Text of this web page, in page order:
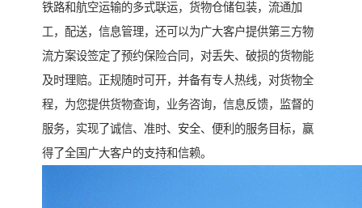
铁路和航空运输的多式联运，货物仓储包装，流通加
工，配送，信息管理，还可以为广大客户提供第三方物
流方案设签定了预约保险合同，对丢失、破损的货物能
及时理赔。正规随时可开，并备有专人热线，对货物全
程，为您提供货物查询，业务咨询，信息反馈，监督的
服务，实现了诚信、准时、安全、便利的服务目标，赢
得了全国广大客户的支持和信赖。